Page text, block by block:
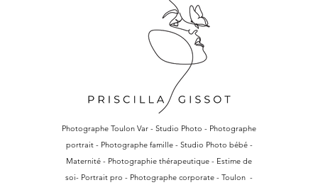
Photographe Toulon Var - Studio Photo - Photographe
portrait - Photographe famille - Studio Photo bébé -
Maternité - Photographie thérapeutique - Estime de
soi- Portrait pro - Photographe corporate - Toulon -